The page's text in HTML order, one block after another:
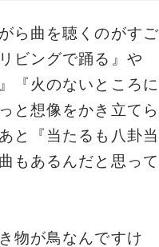
ら曲を聴くのがすご
ビングで踊る』や
『火のないところに
と想像をかき立てら
と『当たるも八卦当
もあるんだと思って
物が鳥なんですけ